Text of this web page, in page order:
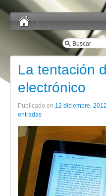
La tentación
electrónico
Publicado en 12 diciembre, 2012
entradas